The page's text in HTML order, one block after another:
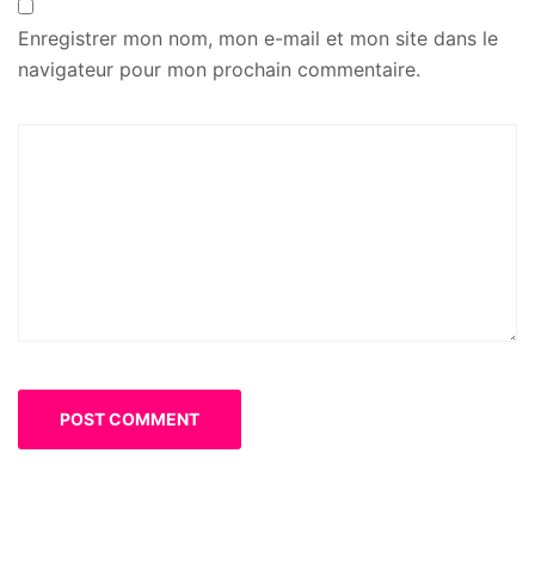
Enregistrer mon nom, mon e-mail et mon site dans le
navigateur pour mon prochain commentaire.